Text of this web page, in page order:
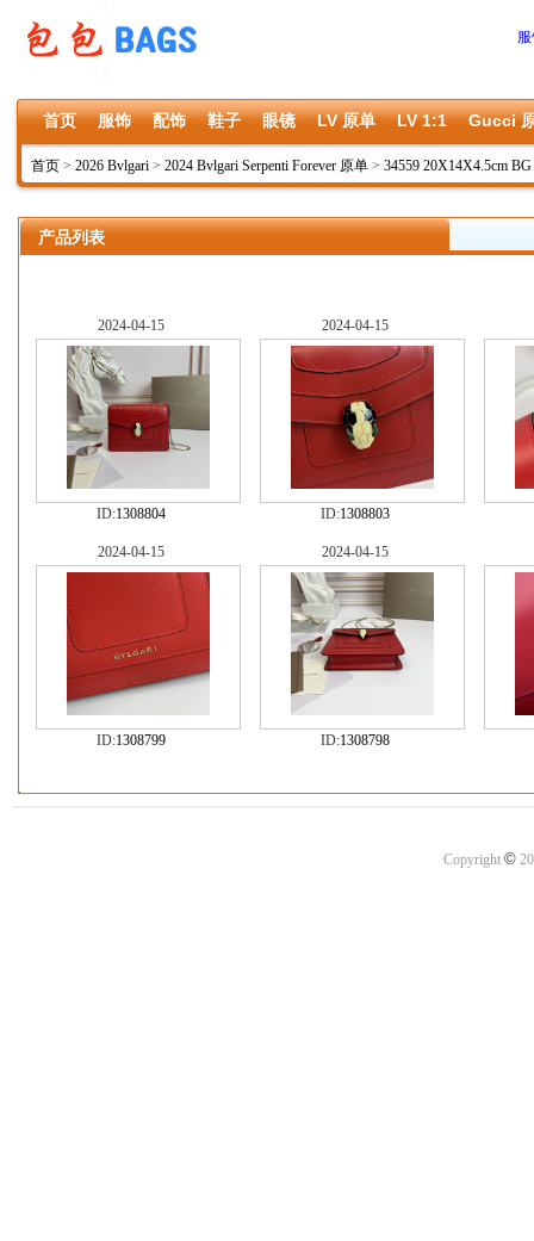
首页 服饰 配饰 鞋子 眼镜 LV 原单 LV 1:1 Gucci
首页 > 2026 Bvlgari > 2024 Bvlgari Serpenti Forever 原单 > 34559 20X14X4.5cm
产品列表
2024-04-15
ID:1308804
2024-04-15
ID:1308803
2024-04-15
ID:1308799
2024-04-15
ID:1308798
Copyright ©